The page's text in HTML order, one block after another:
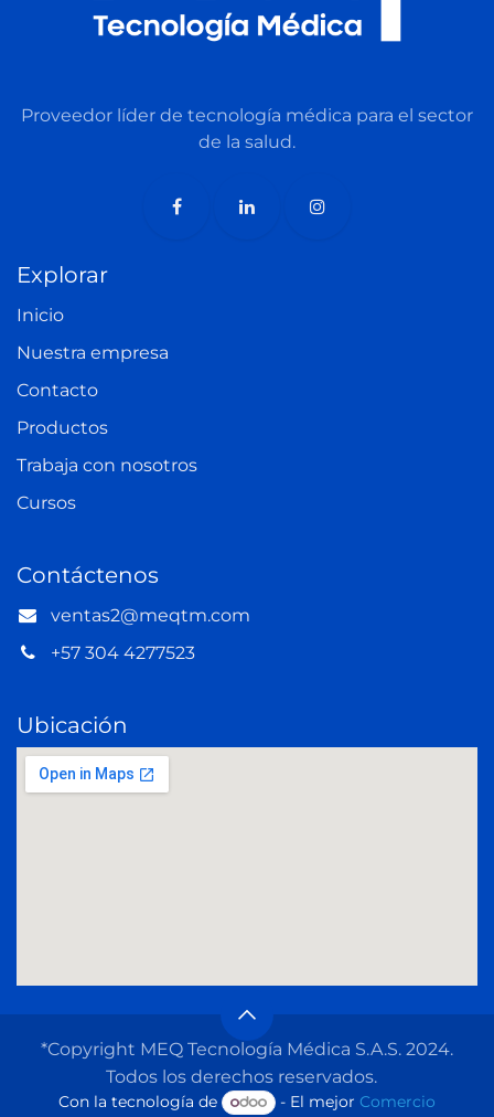
Proveedor líder de tecnología médica para el sector
de la salud.
Explorar
Inicio
Nuestra empresa
Contacto​
Productos
Trabaja con nosotros
Cursos
Contáctenos
ventas2@meqtm.com
+57 304 4277523
Ubicación
*Copyright MEQ Tecnología Médica S.A.S. 2024.
Todos los derechos reservados.
Con la tecnología de - El mejor Comercio